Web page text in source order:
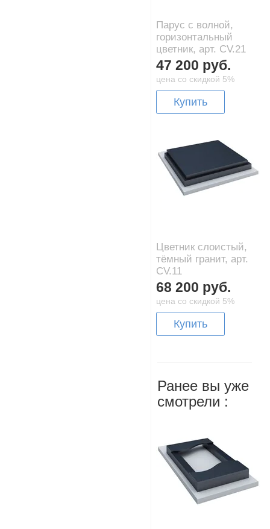
Парус с волной,
горизонтальный
цветник, арт. CV.21
47 200 руб.
цена со скидкой 5%
Купить
Цветник слоистый,
тёмный гранит, арт.
CV.11
68 200 руб.
цена со скидкой 5%
Купить
Ранее вы уже
смотрели :